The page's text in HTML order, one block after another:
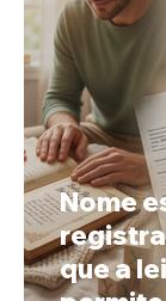
Nome
que a